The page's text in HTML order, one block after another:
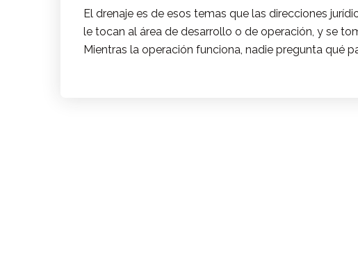
El drenaje es de esos temas que las direcciones
le tocan al área de desarrollo o de operación, y se
Mientras la operación funciona, nadie pregunta qué